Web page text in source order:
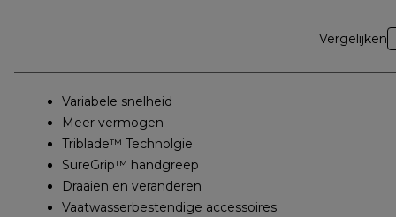
Vergelijken
Variabele snelheid
Meer vermogen
Triblade™ Technolgie
SureGrip™ handgreep
Draaien en veranderen
Vaatwasserbestendige accessoires